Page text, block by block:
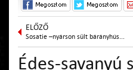
ELŐZŐ
Sosatie –nyárson sült bárányhús...
Édes-savanyú